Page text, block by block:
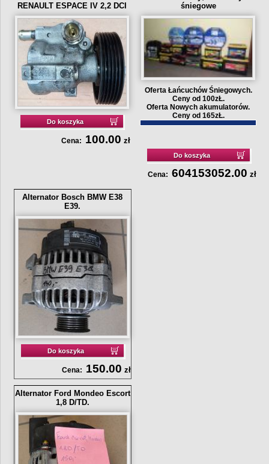
RENAULT ESPACE IV 2,2 DCI
Do koszyka
Cena: 100.00 zł
śniegowe
Oferta Łańcuchów Śniegowych.
Ceny od 100zŁ.
Oferta Nowych akumulatorów.
Ceny od 165zŁ.
Do koszyka
Cena: 604153052.00 zł
Alternator Bosch BMW E38
E39.
Do koszyka
Cena: 150.00 zł
Alternator Ford Mondeo Escort
1,8 D/TD.